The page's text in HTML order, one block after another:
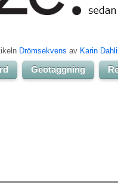
Drömsekvens av Karin
Geotaggning